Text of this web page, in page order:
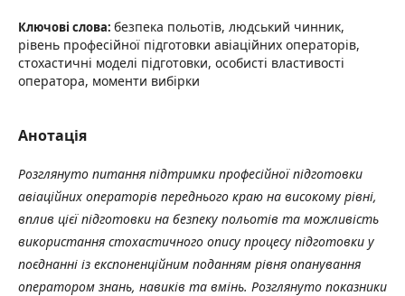
Ключові слова: безпека польотів, людський чинник,
рівень професійної підготовки авіаційних операторів,
стохастичні моделі підготовки, особисті властивості
оператора, моменти вибірки
Анотація
Розглянуто питання підтримки професійної підготовки
авіаційних операторів переднього краю на високому рівні,
вплив цієї підготовки на безпеку польотів та можливість
використання стохастичного опису процесу підготовки у
поєднанні із експоненційним поданням рівня опанування
оператором знань, навиків та вмінь. Розглянуто показники